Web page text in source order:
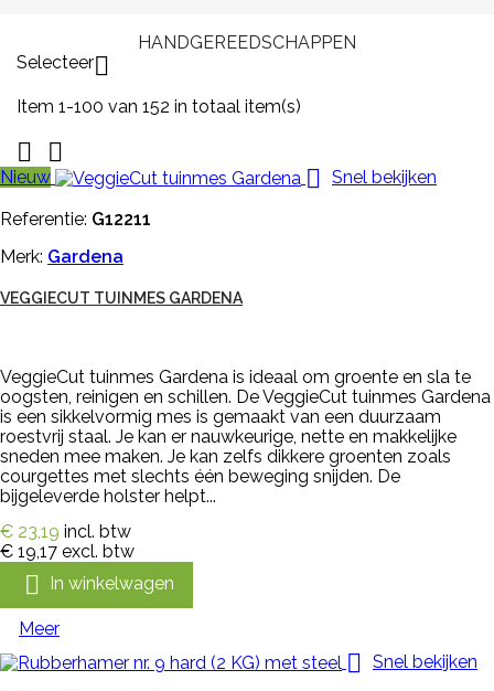
HANDGEREEDSCHAPPEN
Selecteer
Item 1-100 van 152 in totaal item(s)
 
Nieuw  Snel bekijken
Referentie: G12211
Merk: Gardena
VEGGIECUT TUINMES GARDENA
VeggieCut tuinmes Gardena is ideaal om groente en sla te
oogsten, reinigen en schillen. De VeggieCut tuinmes Gardena
is een sikkelvormig mes is gemaakt van een duurzaam
roestvrij staal. Je kan er nauwkeurige, nette en makkelijke
sneden mee maken. Je kan zelfs dikkere groenten zoals
courgettes met slechts één beweging snijden. De
bijgeleverde holster helpt...
€ 23,19 incl. btw
€ 19,17 excl. btw
 In winkelwagen
Meer
 Snel bekijken